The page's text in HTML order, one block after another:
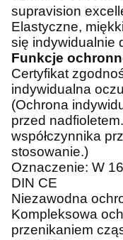
supravision
Elastyczne,
się indywidualnie
Funkcje
Certyfikat
indywidualna
(Ochrona
przed
współczynnika
stosowanie.)
Oznaczenie: W
DIN CE
Niezawodna
Kompleksowa
przenikaniem